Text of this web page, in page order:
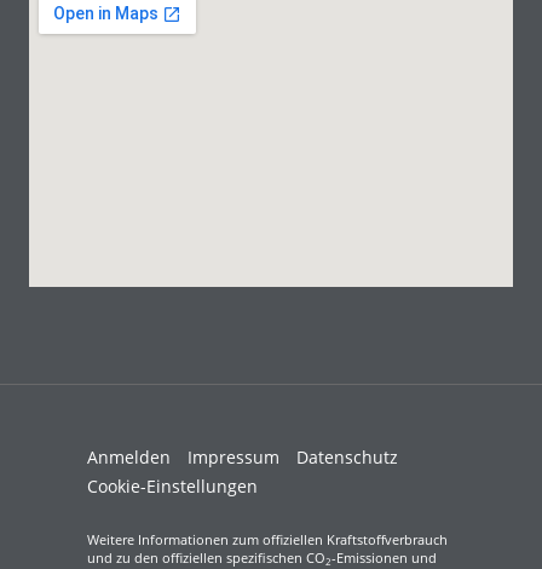
Anmelden Impressum
Datenschutz
Cookie-Einstellungen
Weitere Informationen zum offiziellen Kraftstoffverbrauch
und zu den offiziellen spezifischen CO2-Emissionen und